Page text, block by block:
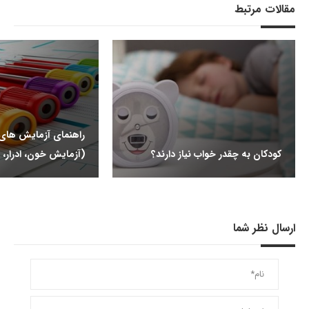
مقالات مرتبط
کودکان به چقدر خواب نیاز دارند؟
راهنمای آزمایش
(آزمایش خون،
ارسال نظر شما